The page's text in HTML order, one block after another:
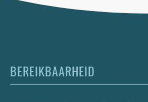
BEREIKBAARHEID